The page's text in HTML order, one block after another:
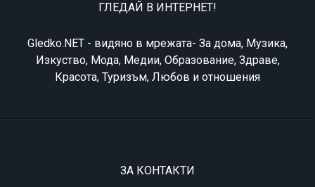
ГЛЕДАЙ В ИНТЕРНЕТ!
Gledko.NET - видяно в мрежата- За дома, Музика,
Изкуство, Мода, Медии, Образование, Здраве,
Красота, Туризъм, Любов и отношения
ЗА КОНТАКТИ